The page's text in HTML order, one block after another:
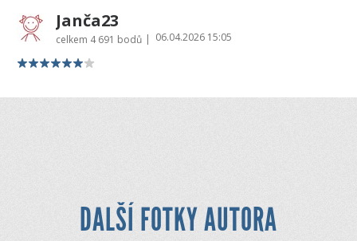
Janča23
celkem 4 691 bodů | 06.04.2026 15:05
DALŠÍ FOTKY AUTORA